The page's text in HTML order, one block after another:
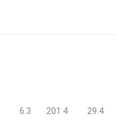
6.3 201.4 29.4